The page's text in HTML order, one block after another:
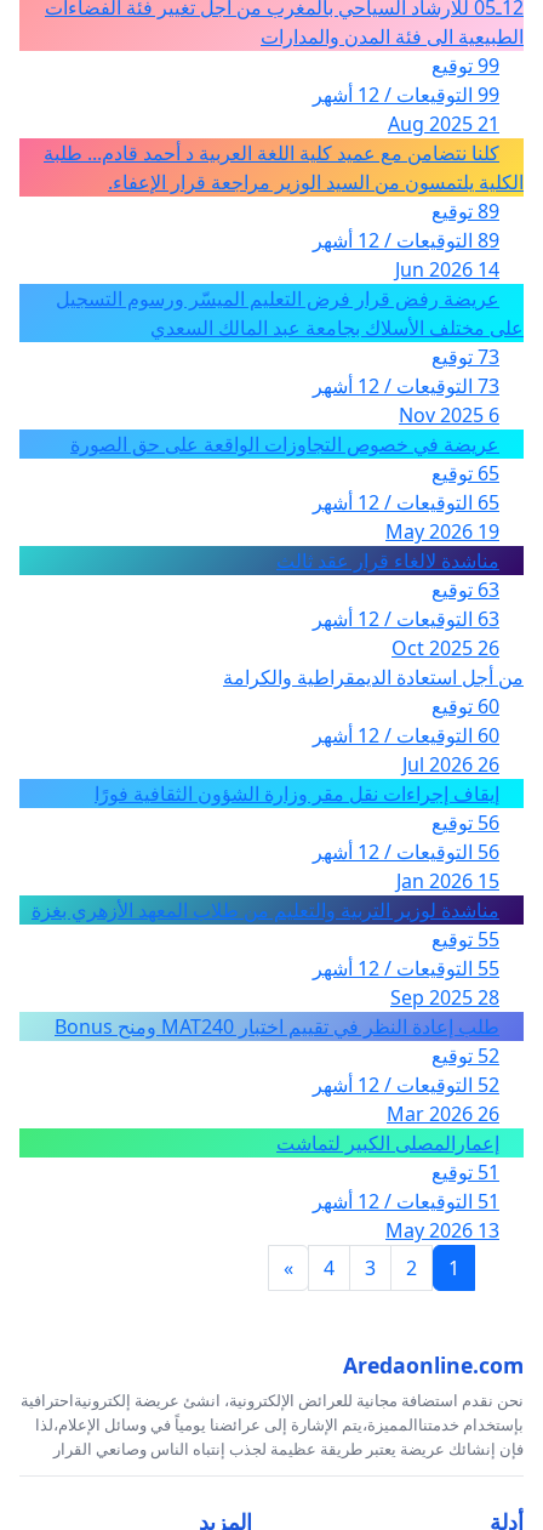
12ـ05 للارشاد السياحي بالمغرب من اجل تغيير فئة الفضاءات
الطبيعية الى فئة المدن والمدارات
99 توقيع
99 التوقيعات / 12 أشهر
21 Aug 2025
كلنا نتضامن مع عميد كلية اللغة العربية د أحمد قادم... طلبة
الكلية يلتمسون من السيد الوزير مراجعة قرار الإعفاء.
89 توقيع
89 التوقيعات / 12 أشهر
14 Jun 2026
عريضة رفض قرار فرض التعليم الميسّر ورسوم التسجيل
على مختلف الأسلاك بجامعة عبد المالك السعدي
73 توقيع
73 التوقيعات / 12 أشهر
6 Nov 2025
عريضة في خصوص التجاوزات الواقعة على حق الصورة
65 توقيع
65 التوقيعات / 12 أشهر
19 May 2026
مناشدة لالغاء قرار عقد ثالث
63 توقيع
63 التوقيعات / 12 أشهر
26 Oct 2025
من أجل استعادة الديمقراطية والكرامة
60 توقيع
60 التوقيعات / 12 أشهر
26 Jul 2026
إيقاف إجراءات نقل مقر وزارة الشؤون الثقافية فورًا
56 توقيع
56 التوقيعات / 12 أشهر
15 Jan 2026
مناشدة لوزير التربية والتعليم من طلاب المعهد الأزهري بغزة
55 توقيع
55 التوقيعات / 12 أشهر
28 Sep 2025
طلب إعادة النظر في تقييم اختبار MAT240 ومنح Bonus
52 توقيع
52 التوقيعات / 12 أشهر
26 Mar 2026
إعمارالمصلى الكبير لتماشت
51 توقيع
51 التوقيعات / 12 أشهر
13 May 2026
1
2
3
4
»
Aredaonline.com
نحن نقدم استضافة مجانية للعرائض الإلكترونية، انشئ عريضة إلكترونيةاحترافية
بإستخدام خدمتناالمميزة،يتم الإشارة إلى عرائضنا يومياً في وسائل الإعلام،لذا
فإن إنشائك عريضة يعتبر طريقة عظيمة لجذب إنتباه الناس وصانعي القرار
أدلة المزيد